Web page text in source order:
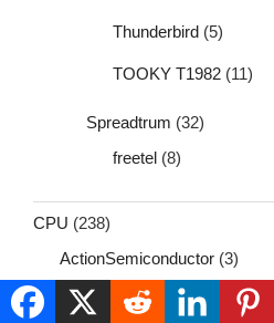
Thunderbird (5)
TOOKY T1982 (11)
Spreadtrum (32)
freetel (8)
CPU (238)
ActionSemiconductor (3)
Allwinner(55)